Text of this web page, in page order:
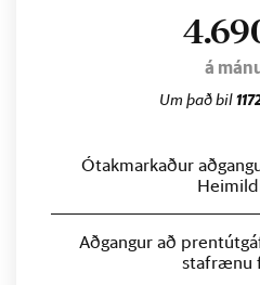
á
Um það bil
Ótakmarkaður
Aðgangur að
stafrænu